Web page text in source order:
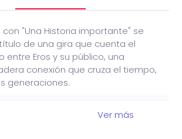
con "Una Historia importante" se
de una gira que cuenta el
entre Eros y su público, una
conexión que cruza el tiempo,
generaciones.
sigue escribiéndose con la misma
Ver más